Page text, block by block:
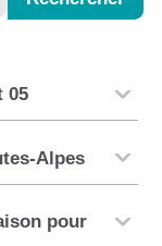
05
Alpes
pour